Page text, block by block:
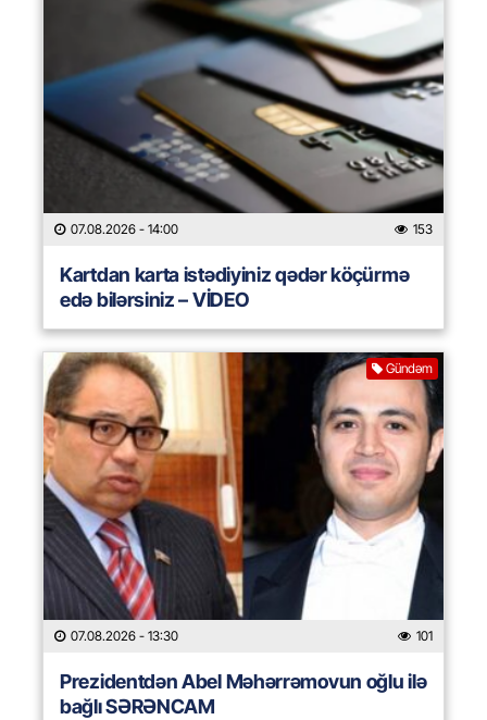
07.08.2026 - 14:00 153
Kartdan karta istədiyiniz qədər köçürmə
edə bilərsiniz – VİDEO
Gündəm
07.08.2026 - 13:30 101
Prezidentdən Abel Məhərrəmovun oğlu ilə
bağlı SƏRƏNCAM